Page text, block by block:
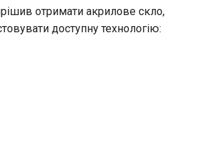
отримати акрилове скло,
доступну технологію: